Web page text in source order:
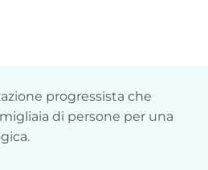
progressista che
di persone per una